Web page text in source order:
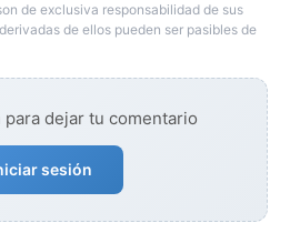
de exclusiva responsabilidad de sus
de ellos pueden ser pasibles de
para dejar tu comentario
sesión